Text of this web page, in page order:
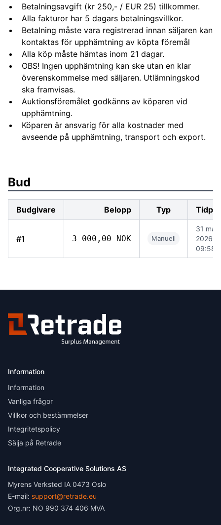
Betalningsavgift (kr 250,- / EUR 25) tillkommer.
Alla fakturor har 5 dagars betalningsvillkor.
Betalning måste vara registrerad innan säljaren kan
kontaktas för upphämtning av köpta föremål
Alla köp måste hämtas inom 21 dagar.
OBS! Ingen upphämtning kan ske utan en klar
överenskommelse med säljaren. Utlämningskod
ska framvisas.
Auktionsföremålet godkänns av köparen vid
upphämtning.
Köparen är ansvarig för alla kostnader med
avseende på upphämtning, transport och export.
Bud
Budgivare Belopp Typ
#1 3 000,00 NOK Manuell
31 maj
2026
09:58
Information
Information
Vanliga frågor
Villkor och bestämmelser
Integritetspolicy
Sälja på Retrade
Integrated Cooperative Solutions AS
Myrens Verksted IA 0473 Oslo
E-mail: support@retrade.eu
Org.nr: NO 990 374 406 MVA